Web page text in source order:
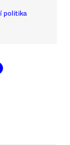
politika